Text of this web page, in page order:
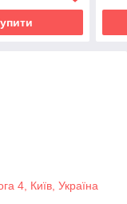
4, Київ, Україна